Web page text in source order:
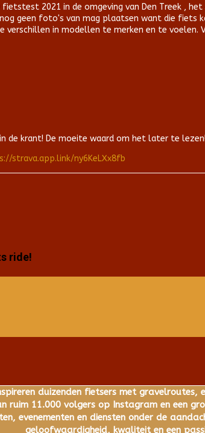
2021 in de omgeving van Den Treek ,
geen foto's van mag plaatsen want die fiets
verschillen in modellen te merken en te voelen.
de krant! De moeite waard om het later te lezen!
strava.app.link/ny6KeLXx8fb
ride!
duizenden fietsers met
ruim 11.000 volgers op Instagram en een
evenementen en diensten onder de
geloofwaardigheid, kwaliteit en een